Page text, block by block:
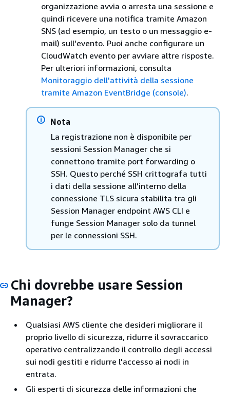
organizzazione avvia o arresta una sessione e
quindi ricevere una notifica tramite Amazon
SNS (ad esempio, un testo o un messaggio e-
mail) sull'evento. Puoi anche configurare un
CloudWatch evento per avviare altre risposte.
Per ulteriori informazioni, consulta
Monitoraggio dell'attività della sessione
tramite Amazon EventBridge (console).
Nota
La registrazione non è disponibile per
sessioni Session Manager che si
connettono tramite port forwarding o
SSH. Questo perché SSH crittografa tutti
i dati della sessione all'interno della
connessione TLS sicura stabilita tra gli
Session Manager endpoint AWS CLI e
funge Session Manager solo da tunnel
per le connessioni SSH.
Chi dovrebbe usare Session
Manager?
Qualsiasi AWS cliente che desideri migliorare il
proprio livello di sicurezza, ridurre il sovraccarico
operativo centralizzando il controllo degli accessi
sui nodi gestiti e ridurre l'accesso ai nodi in
entrata.
Gli esperti di sicurezza delle informazioni che